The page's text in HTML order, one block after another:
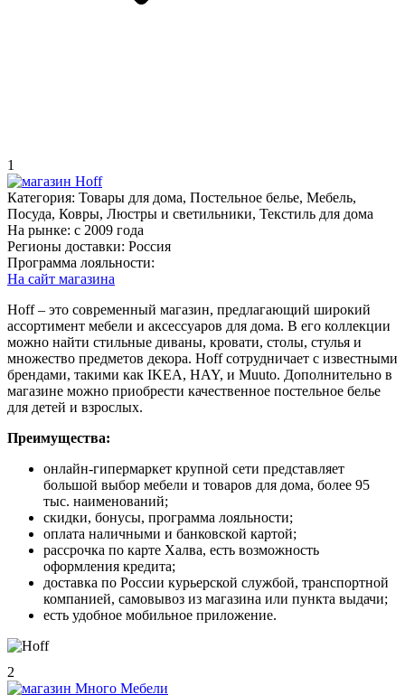
1
Категория: Товары для дома, Постельное белье, Мебель,
Посуда, Ковры, Люстры и светильники, Текстиль для дома
На рынке: c 2009 года
Регионы доставки: Россия
Программа лояльности:
На сайт магазина
Hoff – это современный магазин, предлагающий широкий
ассортимент мебели и аксессуаров для дома. В его коллекции
можно найти стильные диваны, кровати, столы, стулья и
множество предметов декора. Hoff сотрудничает с известными
брендами, такими как IKEA, HAY, и Muuto. Дополнительно в
магазине можно приобрести качественное постельное белье
для детей и взрослых.
Преимущества:
онлайн-гипермаркет крупной сети представляет
большой выбор мебели и товаров для дома, более 95
тыс. наименований;
скидки, бонусы, программа лояльности;
оплата наличными и банковской картой;
рассрочка по карте Халва, есть возможность
оформления кредита;
доставка по России курьерской службой, транспортной
компанией, самовывоз из магазина или пункта выдачи;
есть удобное мобильное приложение.
2